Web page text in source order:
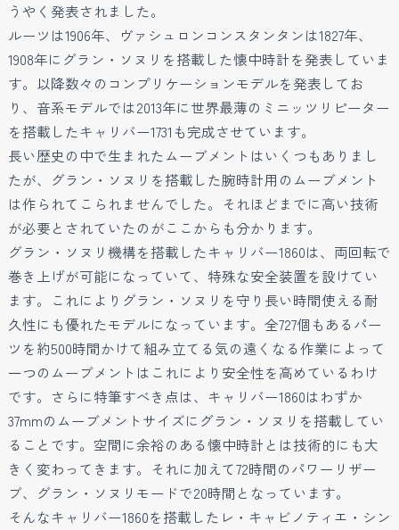
うやく発表されました。
ルーツは1906年、ヴァシュロンコンスタンタンは1827年、
1908年にグラン・ソヌリを搭載した懐中時計を発表していま
す。以降数々のコンプリケーションモデルを発表してお
り、音系モデルでは2013年に世界最薄のミニッツリピーター
を搭載したキャリバー1731も完成させています。
長い歴史の中で生まれたムーブメントはいくつもありまし
たが、グラン・ソヌリを搭載した腕時計用のムーブメント
は作られてこられませんでした。それほどまでに高い技術
が必要とされていたのがここからも分かります。
グラン・ソヌリ機構を搭載したキャリバー1860は、両回転で
巻き上げが可能になっていて、特殊な安全装置を設けてい
ます。これによりグラン・ソヌリを守り長い時間使える耐
久性にも優れたモデルになっています。全727個もあるパー
ツを約500時間かけて組み立てる気の遠くなる作業によって
一つのムーブメントはこれにより安全性を高めているわけ
です。さらに特筆すべき点は、キャリバー1860はわずか
37mmのムーブメントサイズにグラン・ソヌリを搭載してい
ることです。空間に余裕のある懐中時計とは技術的にも大
きく変わってきます。それに加えて72時間のパワーリザー
ブ、グラン・ソヌリモードで20時間となっています。
そんなキャリバー1860を搭載したレ・キャビノティエ・シン